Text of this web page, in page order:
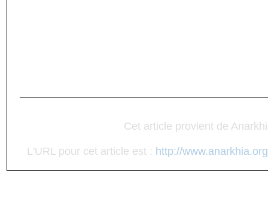
Cet article provient de
L'URL pour cet article est : http://